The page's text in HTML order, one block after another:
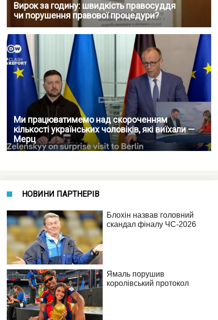
Вирок за годину: швидкість правосуддя
чи порушення правової процедури?
Ми працюватимемо над скороченням
кількості українських чоловіків, які виїхали —
Мерц
НОВИНИ ПАРТНЕРІВ